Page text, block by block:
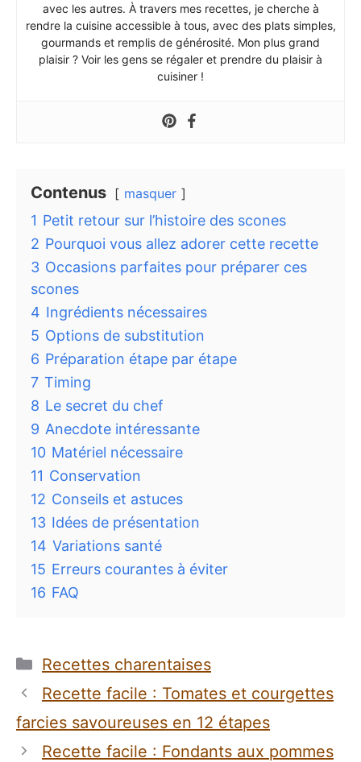
avec les autres. À travers mes recettes, je cherche à
rendre la cuisine accessible à tous, avec des plats simples,
gourmands et remplis de générosité. Mon plus grand
plaisir ? Voir les gens se régaler et prendre du plaisir à
cuisiner !
Contenus masquer
1 Petit retour sur l’histoire des scones
2 Pourquoi vous allez adorer cette recette
3 Occasions parfaites pour préparer ces
scones
4 Ingrédients nécessaires
5 Options de substitution
6 Préparation étape par étape
7 Timing
8 Le secret du chef
9 Anecdote intéressante
10 Matériel nécessaire
11 Conservation
12 Conseils et astuces
13 Idées de présentation
14 Variations santé
15 Erreurs courantes à éviter
16 FAQ
Catégories
Recettes charentaises
Recette facile : Tomates et courgettes
farcies savoureuses en 12 étapes
Recette facile : Fondants aux pommes